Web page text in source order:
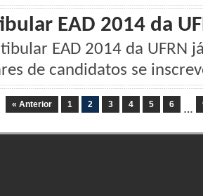
EAD 2014 da
EAD 2014 da UFRN
de candidatos se
« Anterior 1 2 3 4 5 6 …